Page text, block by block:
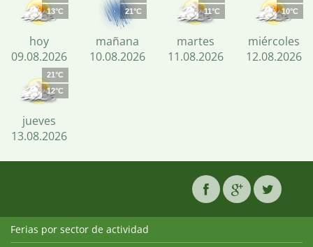
13°C
hoy
09.08.2026
21°C
mañana
10.08.2026
11°C
martes
11.08.2026
10°C
miércoles
12.08.2026
21°C
12°C
jueves
13.08.2026
Ferias por sector de actividad